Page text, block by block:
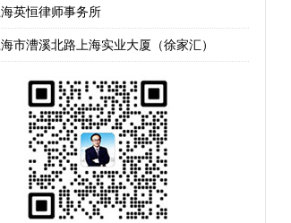
英恒律师事务所
市漕溪北路上海实业大厦（徐家汇）